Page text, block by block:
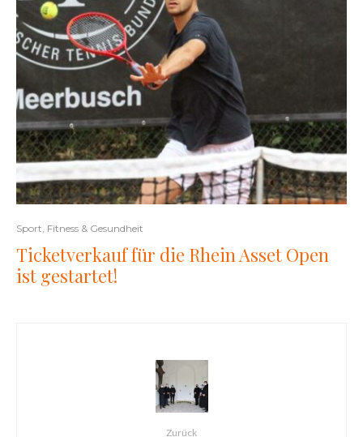
Sport, Fitness & Gesundheit
Ticketverkauf für die Rhein Asset Open
ist gestartet!
Zurück